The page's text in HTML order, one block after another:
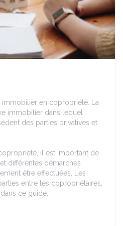
en copropriété. La
immobilier dans lequel
des parties privatives et
il est important de
différentes démarches
être effectuées, Les
entre les copropriétaires,
ce guide.